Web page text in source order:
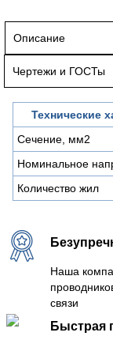
Описание
Чертежи и ГОСТы
Технические
Сечение, мм2
Номинальное
Количество жил
Наша
связи
Быстрая